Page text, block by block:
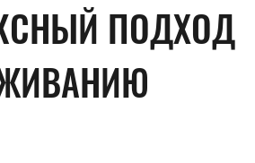
ПОДХОД